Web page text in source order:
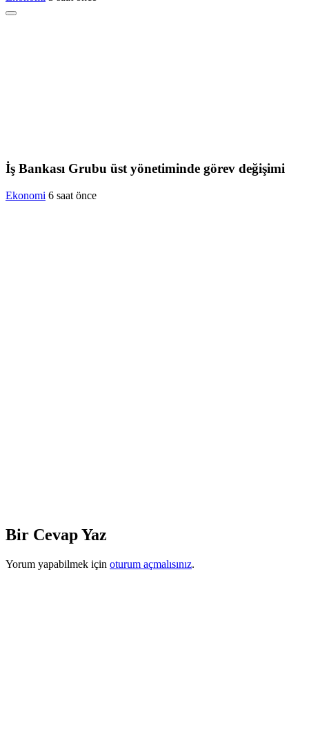
İş Bankası Grubu üst yönetiminde görev değişimi
Ekonomi 6 saat önce
Bir Cevap Yaz
Yorum yapabilmek için oturum açmalısınız.